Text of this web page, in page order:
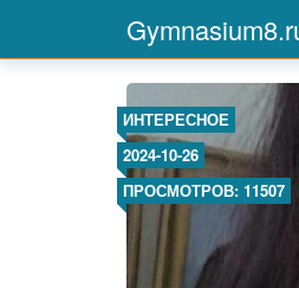
ИНТЕРЕСНОЕ
2024-10-26
ПРОСМОТРОВ: 11507